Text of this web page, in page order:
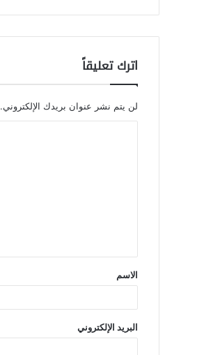
اترك تعليقاً
لن يتم نشر عنوان بريدك الإلكتروني.
الاسم
البريد الإلكتروني